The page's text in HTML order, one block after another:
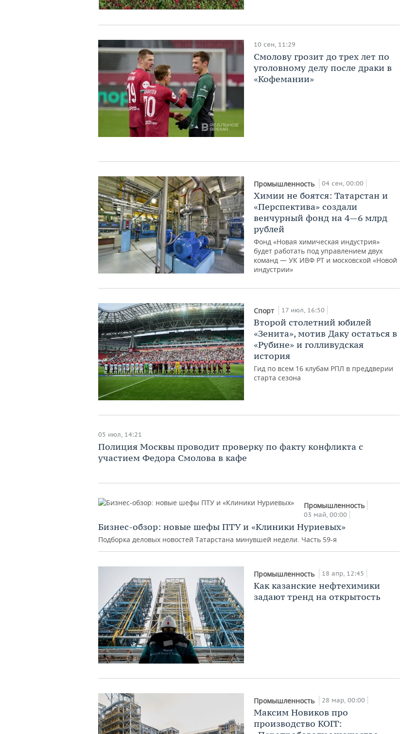
10 сен, 11:29
Смолову грозит до трех лет по
уголовному делу после драки в
«Кофемании»
Промышленность 04 сен, 00:00
Химии не боятся: Татарстан и
«Перспектива» создали
венчурный фонд на 4—6 млрд
рублей
Фонд «Новая химическая индустрия»
будет работать под управлением двух
команд — УК ИВФ РТ и московской «Новой
индустрии»
Спорт 17 июл, 16:50
Второй столетний юбилей
«Зенита», мотив Даку остаться в
«Рубине» и голливудская
история
Гид по всем 16 клубам РПЛ в преддверии
старта сезона
05 июл, 14:21
Полиция Москвы проводит проверку по факту конфликта с
участием Федора Смолова в кафе
Промышленность
03 май, 00:00
Бизнес-обзор: новые шефы ПТУ и «Клиники Нуриевых»
Подборка деловых новостей Татарстана минувшей недели. Часть 59-я
Промышленность 18 апр, 12:45
Как казанские нефтехимики
задают тренд на открытость
Промышленность 28 мар, 00:00
Максим Новиков про
производство КОГГ: